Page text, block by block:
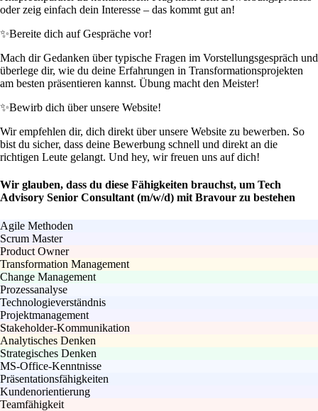
oder zeig einfach dein Interesse – das kommt gut an!
✨Bereite dich auf Gespräche vor!
Mach dir Gedanken über typische Fragen im Vorstellungsgespräch und
überlege dir, wie du deine Erfahrungen in Transformationsprojekten
am besten präsentieren kannst. Übung macht den Meister!
✨Bewirb dich über unsere Website!
Wir empfehlen dir, dich direkt über unsere Website zu bewerben. So
bist du sicher, dass deine Bewerbung schnell und direkt an die
richtigen Leute gelangt. Und hey, wir freuen uns auf dich!
Wir glauben, dass du diese Fähigkeiten brauchst, um Tech
Advisory Senior Consultant (m/w/d) mit Bravour zu bestehen
Agile Methoden
Scrum Master
Product Owner
Transformation Management
Change Management
Prozessanalyse
Technologieverständnis
Projektmanagement
Stakeholder-Kommunikation
Analytisches Denken
Strategisches Denken
MS-Office-Kenntnisse
Präsentationsfähigkeiten
Kundenorientierung
Teamfähigkeit